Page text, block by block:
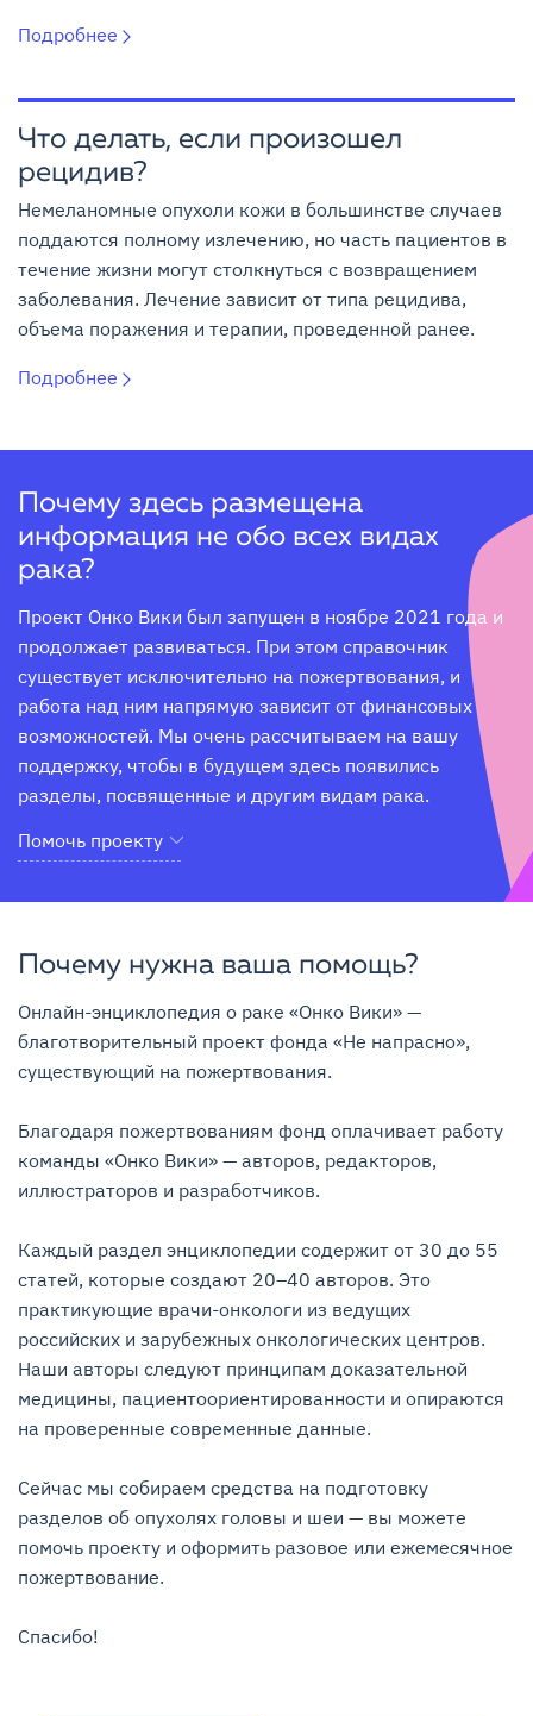
Подробнее
Что делать, если произошел
рецидив?
Немеланомные опухоли кожи в большинстве случаев
поддаются полному излечению, но часть пациентов в
течение жизни могут столкнуться с возвращением
заболевания. Лечение зависит от типа рецидива,
объема поражения и терапии, проведенной ранее.
Подробнее
Почему здесь размещена
информация не обо всех видах
рака?
Проект Онко Вики был запущен в ноябре 2021 года и
продолжает развиваться. При этом справочник
существует исключительно на пожертвования, и
работа над ним напрямую зависит от финансовых
возможностей. Мы очень рассчитываем на вашу
поддержку, чтобы в будущем здесь появились
разделы, посвященные и другим видам рака.
Помочь проекту
Почему нужна ваша помощь?
Онлайн-энциклопедия о раке «Онко Вики» —
благотворительный проект фонда «Не напрасно»,
существующий на пожертвования.
Благодаря пожертвованиям фонд оплачивает работу
команды «Онко Вики» — авторов, редакторов,
иллюстраторов и разработчиков.
Каждый раздел энциклопедии содержит от 30 до 55
статей, которые создают 20–40 авторов. Это
практикующие врачи-онкологи из ведущих
российских и зарубежных онкологических центров.
Наши авторы следуют принципам доказательной
медицины, пациентоориентированности и опираются
на проверенные современные данные.
Сейчас мы собираем средства на подготовку
разделов об опухолях головы и шеи — вы можете
помочь проекту и оформить разовое или ежемесячное
пожертвование.
Спасибо!